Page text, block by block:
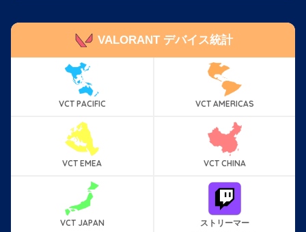
VALORANT デバイス統計
VCT PACIFIC VCT AMERICAS
VCT EMEA VCT CHINA
VCT JAPAN
ストリーマー